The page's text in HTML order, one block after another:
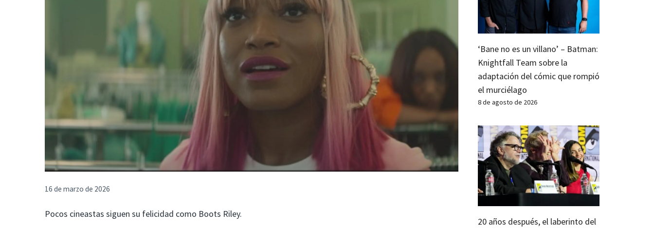
16 de marzo de 2026
Pocos cineastas siguen su felicidad como Boots Riley.
‘Bane no es un villano’ – Batman:
Knightfall Team sobre la
adaptación del cómic que rompió
el murciélago
8 de agosto de 2026
20 años después, el laberinto del